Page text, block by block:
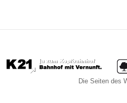
Die Seiten des